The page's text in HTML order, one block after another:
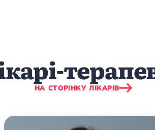
НА СТОРІНКУ ЛІКАРІВ